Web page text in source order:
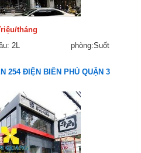
tháng
2L phòng:Suốt
254 ĐIỆN BIÊN PHỦ QUẬN 3